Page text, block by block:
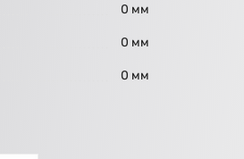
0 мм
0 мм
0 мм